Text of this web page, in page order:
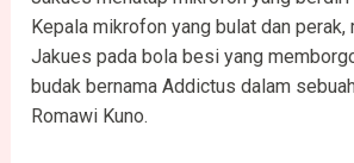
Kepala mikrofon yang bulat dan perak,
Jakues pada bola besi yang
budak bernama Addictus dalam
Romawi Kuno.